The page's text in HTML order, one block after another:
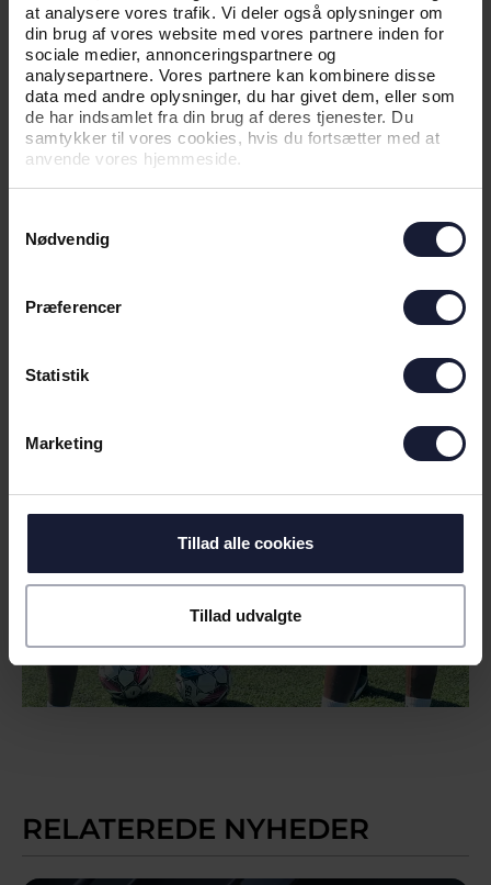
at analysere vores trafik. Vi deler også oplysninger om
din brug af vores website med vores partnere inden for
sociale medier, annonceringspartnere og
analysepartnere. Vores partnere kan kombinere disse
data med andre oplysninger, du har givet dem, eller som
de har indsamlet fra din brug af deres tjenester. Du
samtykker til vores cookies, hvis du fortsætter med at
anvende vores hjemmeside.
Nødvendig
Præferencer
Statistik
Marketing
Tillad alle cookies
Tillad udvalgte
med mine erfaringer til at udvikle både akademiet
og de unge spillere, siger Michael Kryger.
Besøg El Cambio her >>>
RELATEREDE NYHEDER